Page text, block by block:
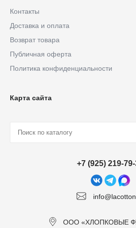
Контакты
Доставка и оплата
Возврат товара
Публичная оферта
Политика конфиденциальности
Карта сайта
+7 (925) 219-
ООО «ХЛОПКОВЫЕ